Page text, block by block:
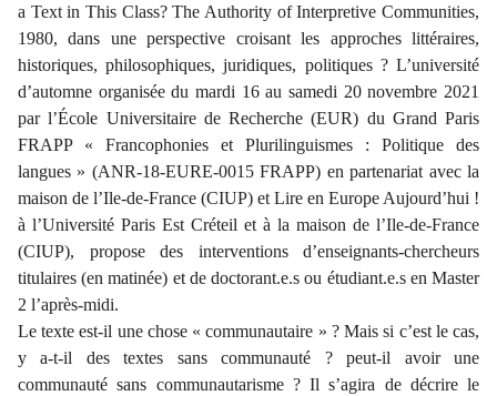
a Text in This Class? The Authority of Interpretive Communities,
1980, dans une perspective croisant les approches littéraires,
historiques, philosophiques, juridiques, politiques ? L’université
d’automne organisée du mardi 16 au samedi 20 novembre 2021
par l’École Universitaire de Recherche (EUR) du Grand Paris
FRAPP « Francophonies et Plurilinguismes : Politique des
langues » (ANR-18-EURE-0015 FRAPP) en partenariat avec la
maison de l’Ile-de-France (CIUP) et Lire en Europe Aujourd’hui !
à l’Université Paris Est Créteil et à la maison de l’Ile-de-France
(CIUP), propose des interventions d’enseignants-chercheurs
titulaires (en matinée) et de doctorant.e.s ou étudiant.e.s en Master
2 l’après-midi.
Le texte est-il une chose « communautaire » ? Mais si c’est le cas,
y a-t-il des textes sans communauté ? peut-il avoir une
communauté sans communautarisme ? Il s’agira de décrire le